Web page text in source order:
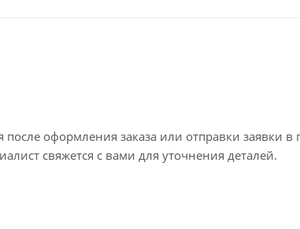
после оформления заказа или отправки заявки
свяжется с вами для уточнения деталей.